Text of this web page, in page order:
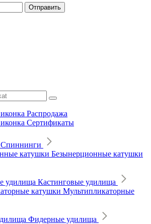
Отправить
Распродажа
Сертификаты
Спиннинги
Безынерционные катушки
Кастинговые удилища
Мультипликаторные
Фидерные удилища